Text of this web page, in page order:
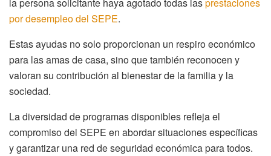
la persona solicitante haya agotado todas lasprestaciones
por desempleo del SEPE.
Estas ayudas no solo proporcionan un respiro económico
para las amas de casa, sino que también reconocen y
valoran su contribución al bienestar de la familia y la
sociedad.
La diversidad de programas disponibles refleja el
compromiso del SEPE en abordar situaciones específicas
y garantizar una red de seguridad económica para todos.